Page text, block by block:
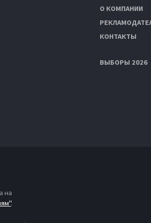
О КОМПАНИИ
КОНТАКТЫ
ВЫБОРЫ 2026
на
.